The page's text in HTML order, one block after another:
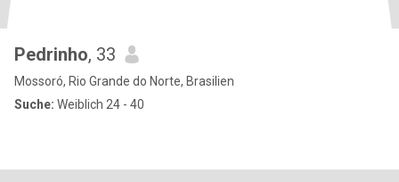
Pedrinho, 33
Mossoró, Rio Grande do Norte, Brasilien
Suche: Weiblich 24 - 40